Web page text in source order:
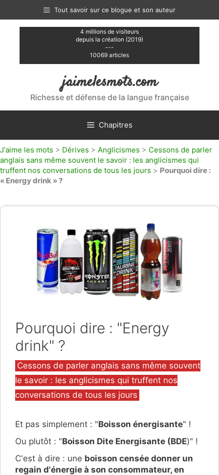
contenu
Tout savoir sur ce blogue et son auteur
4 millions de visiteurs
depuis la création (2019)
---
10069 articles
jaimelesmots.com
Richesse et défense de la langue française
Chapitres
J'aime les mots > Dérives > Anglicismes > Cessons de parler
anglais sans même souvent le savoir : les anglicismes qui
truffent nos conversations de tous les jours > Pourquoi dire :
« Energy drink » ?
Pourquoi dire : "Energy
drink" ?
Catégories
Cessons de parler anglais sans même souvent
le savoir : les anglicismes qui truffent nos
conversations de tous les jours
Et pas simplement : "Boisson énergisante" !
Ou plutôt : "Boisson Dite Energisante (BDE)" !
C'est à dire : une boisson censée donner un
regain d'énergie à son consommateur, en